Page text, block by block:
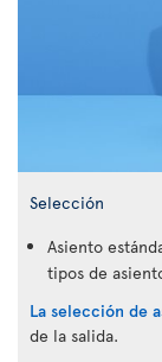
Selección
Asiento
tipos de
La selección de
de la salida.